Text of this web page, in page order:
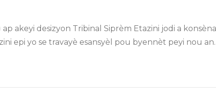
akeyi desizyon Tribinal Siprèm Etazini jodi a
epi yo se travayè esansyèl pou byennèt peyi nou an.